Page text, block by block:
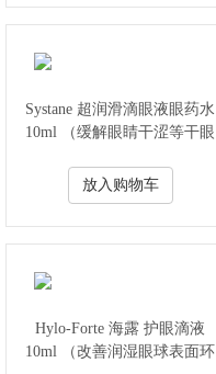
Systane 超润滑滴眼液眼药水
10ml （缓解眼睛干涩等干眼
放入购物车
Hylo-Forte 海露 护眼滴液
10ml （改善润湿眼球表面环